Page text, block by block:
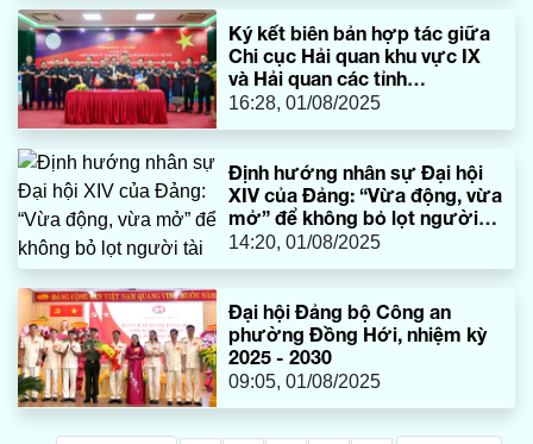
Ký kết biên bản hợp tác giữa
Chi cục Hải quan khu vực IX
và Hải quan các tỉnh
Khammuane, Savannakhet,
16:28, 01/08/2025
Định hướng nhân sự Đại hội
XIV của Đảng: “Vừa động, vừa
mở” để không bỏ lọt người
tài
14:20, 01/08/2025
Đại hội Đảng bộ Công an
phường Đồng Hới, nhiệm kỳ
2025 - 2030
09:05, 01/08/2025